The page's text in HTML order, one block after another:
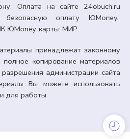
для оформления окон.
Оплата на сайте 24obuch.ru
безопасную оплату ЮMoney.
ЮMoney, карты: МИР.
принадлежат законному
копирование материалов
администрации сайта
Вы можете использовать
для работы.